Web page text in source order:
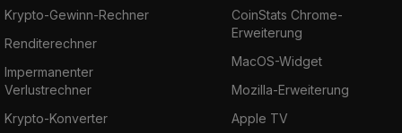
Krypto-Gewinn-Rechner
Renditerechner
Impermanenter
Verlustrechner
Krypto-Konverter
CoinStats Chrome-
Erweiterung
MacOS-Widget
Mozilla-Erweiterung
Apple TV